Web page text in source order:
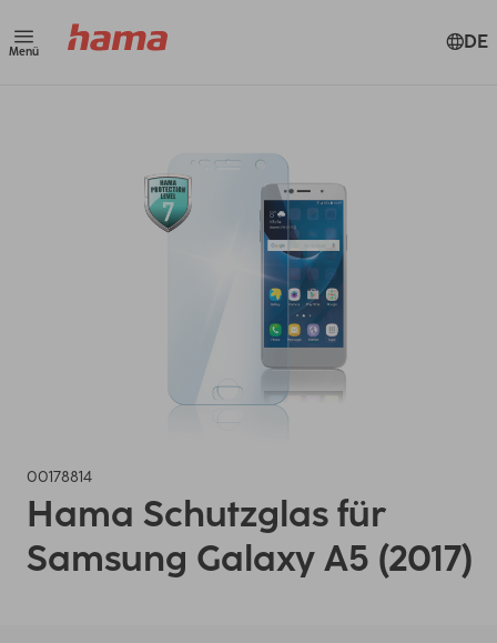
Menü DE
00178814
Hama Schutzglas für
Samsung Galaxy A5 (2017)